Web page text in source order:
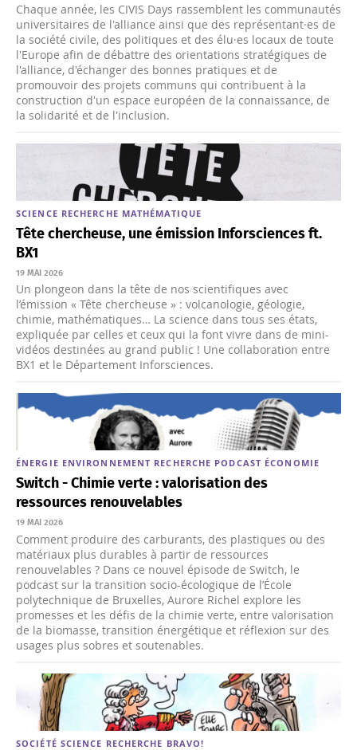
Chaque année, les CIVIS Days rassemblent les communautés
universitaires de l'alliance ainsi que des représentant·es de
la société civile, des politiques et des élu·es locaux de toute
l'Europe afin de débattre des orientations stratégiques de
l'alliance, d'échanger des bonnes pratiques et de
promouvoir des projets communs qui contribuent à la
construction d'un espace européen de la connaissance, de
la solidarité et de l'inclusion.
SCIENCE RECHERCHE MATHÉMATIQUE
Tête chercheuse, une émission Inforsciences ft.
BX1
19 MAI 2026
Un plongeon dans la tête de nos scientifiques avec
l’émission « Tête chercheuse » : volcanologie, géologie,
chimie, mathématiques… La science dans tous ses états,
expliquée par celles et ceux qui la font vivre dans de mini-
vidéos destinées au grand public ! Une collaboration entre
BX1 et le Département Inforsciences.
ÉNERGIE ENVIRONNEMENT RECHERCHE PODCAST ÉCONOMIE
Switch - Chimie verte : valorisation des
ressources renouvelables
19 MAI 2026
Comment produire des carburants, des plastiques ou des
matériaux plus durables à partir de ressources
renouvelables ? Dans ce nouvel épisode de Switch, le
podcast sur la transition socio-écologique de l’École
polytechnique de Bruxelles, Aurore Richel explore les
promesses et les défis de la chimie verte, entre valorisation
de la biomasse, transition énergétique et réflexion sur des
usages plus sobres et soutenables.
SOCIÉTÉ SCIENCE RECHERCHE BRAVO!